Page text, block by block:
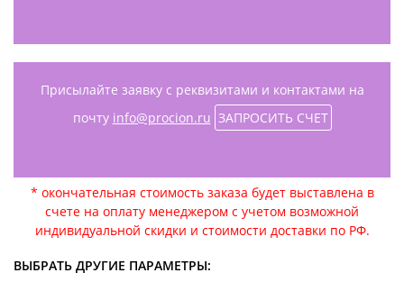
Присылайте заявку с реквизитами и контактами на
почту info@procion.ru ЗАПРОСИТЬ СЧЕТ
* окончательная стоимость заказа будет выставлена в
счете на оплату менеджером с учетом возможной
индивидуальной скидки и стоимости доставки по РФ.
ВЫБРАТЬ ДРУГИЕ ПАРАМЕТРЫ: